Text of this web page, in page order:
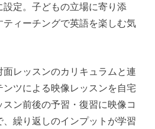
定。子どもの立場に寄り添
ィーチングで英語を楽しむ気
面レッスンのカリキュラムと連
ツによる映像レッスンを自宅
ン前後の予習・復習に映像コ
繰り返しのインプットが学習